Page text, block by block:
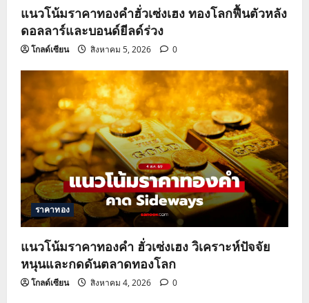
แนวโน้มราคาทองคำฮั่วเซ่งเฮง ทองโลกฟื้นตัวหลัง
ดอลลาร์และบอนด์ยีลด์ร่วง
โกลด์เซียน สิงหาคม 5, 2026 0
ราคาทอง
แนวโน้มราคาทองคำ ฮั่วเซ่งเฮง วิเคราะห์ปัจจัย
หนุนและกดดันตลาดทองโลก
โกลด์เซียน สิงหาคม 4, 2026 0